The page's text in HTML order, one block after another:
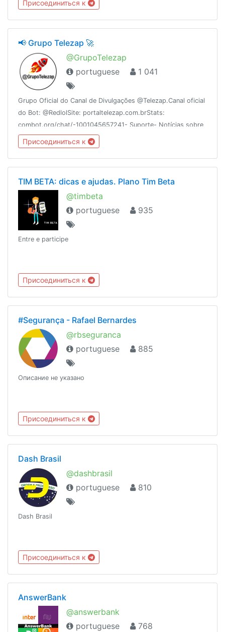
https://www.youtube.com/c/TaskerSuperBrasil🇧🇷
Присоединиться к
📢 Grupo Telezap 🚀
@GrupoTelezap
portuguese
1 041
Grupo Oficial do Canal de Divulgações @Telezap.Canal oficial
do Bot: @RedlolSite: portaltelezap.com.brStats:
combot.org/chat/-1001045657241- Suporte- Notícias sobre
o Telegram- Canais e Grupos LimposRecomendações:
@EncontreAqui
Присоединиться к
TIM BETA: dicas e ajudas. Plano Tim Beta
@timbeta
portuguese
935
Entre e participe
Присоединиться к
#Segurança - Rafael Bernardes
@rbseguranca
portuguese
885
Описание не указано
Присоединиться к
Dash Brasil
@dashbrasil
portuguese
810
Dash Brasil
Присоединиться к
AnswerBank
@answerbank
portuguese
768